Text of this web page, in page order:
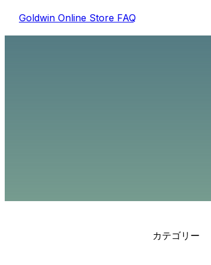
Goldwin Online Store FAQ
カテゴリー